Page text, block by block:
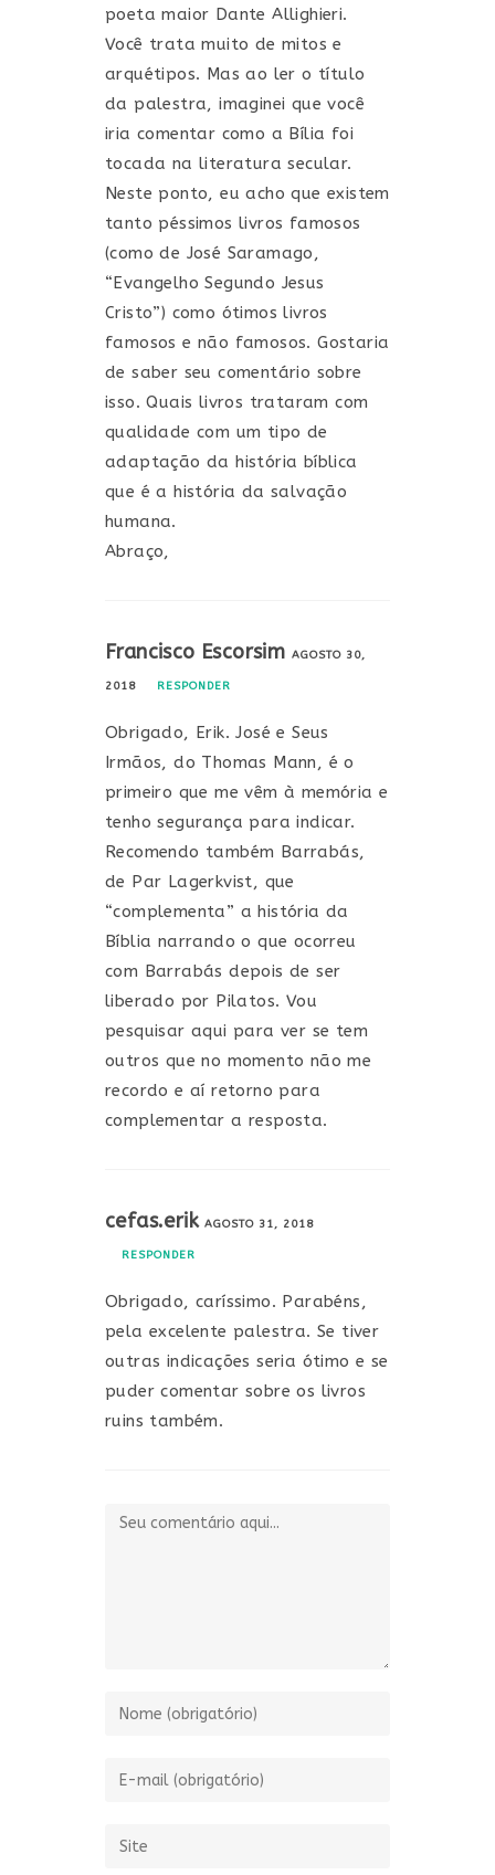
poeta maior Dante Allighieri.
Você trata muito de mitos e
arquétipos. Mas ao ler o título
da palestra, imaginei que você
iria comentar como a Bília foi
tocada na literatura secular.
Neste ponto, eu acho que existem
tanto péssimos livros famosos
(como de José Saramago,
“Evangelho Segundo Jesus
Cristo”) como ótimos livros
famosos e não famosos. Gostaria
de saber seu comentário sobre
isso. Quais livros trataram com
qualidade com um tipo de
adaptação da história bíblica
que é a história da salvação
humana.
Abraço,
Francisco Escorsim AGOSTO 30,
2018 RESPONDER
Obrigado, Erik. José e Seus
Irmãos, do Thomas Mann, é o
primeiro que me vêm à memória e
tenho segurança para indicar.
Recomendo também Barrabás,
de Par Lagerkvist, que
“complementa” a história da
Bíblia narrando o que ocorreu
com Barrabás depois de ser
liberado por Pilatos. Vou
pesquisar aqui para ver se tem
outros que no momento não me
recordo e aí retorno para
complementar a resposta.
cefas.erikAGOSTO 31, 2018
RESPONDER
Obrigado, caríssimo. Parabéns,
pela excelente palestra. Se tiver
outras indicações seria ótimo e se
puder comentar sobre os livros
ruins também.
Comentário
Digite
ou
de
Digite
de
Digite